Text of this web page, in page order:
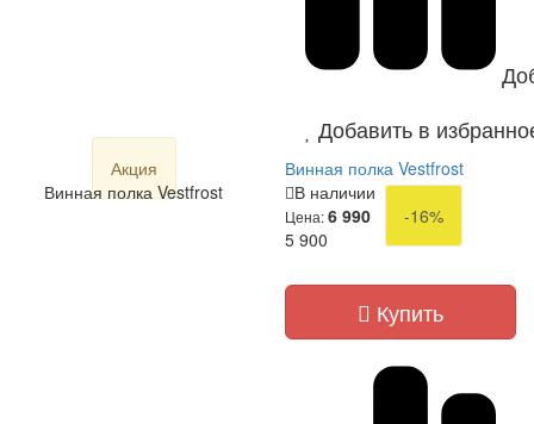
Добавить в
Акция
Винная полка Vestfrost
Винная полка Vestfrost
В наличии
Цена:6 990
-16%
5 900
Купить